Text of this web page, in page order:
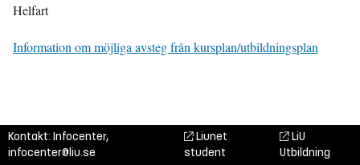
Helfart
Information om möjliga avsteg från kursplan/utbildningsplan
Kontakt: Infocenter,
infocenter@liu.se
Liunet
student
LiU
Utbildning